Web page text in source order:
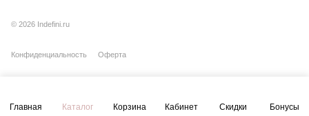
© 2026 Indefini.ru
Конфиденциальность Оферта
Главная Каталог Корзина Кабинет Скидки Бонусы